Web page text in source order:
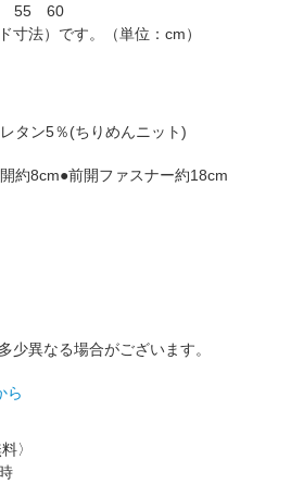
55
60
法）です。（単位：cm）
タン5％(ちりめんニット)
約8cm●前開ファスナー約18cm
異なる場合がございます。
〉